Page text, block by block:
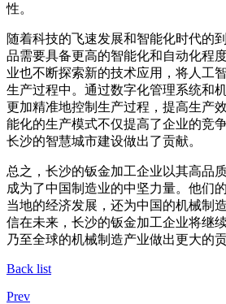
性。
随着科技的飞速发展和智能化时代的
品需要具备更高的智能化和自动化程
业也不断探索新的技术应用，将人工
生产过程中。通过数字化管理系统和
更加精准地控制生产过程，提高生产
能化的生产模式不仅提高了企业的竞
长沙的智慧城市建设做出了贡献。
总之，长沙的钣金加工企业以其高品
成为了中国制造业的中坚力量。他们
当地的经济发展，还为中国的机械制
信在未来，长沙的钣金加工企业将继
乃至全球的机械制造产业做出更大的贡
Back list
Prev